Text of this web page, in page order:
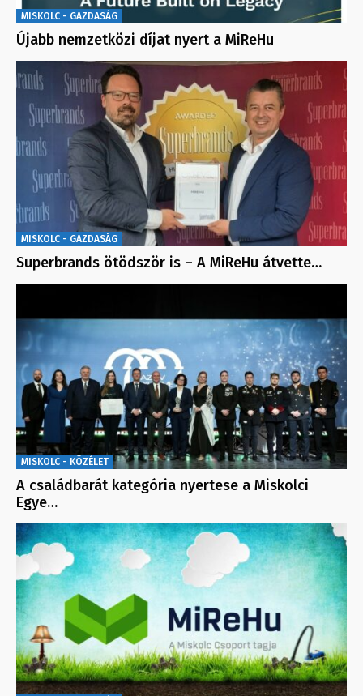
MISKOLC - GAZDASÁG
Újabb nemzetközi díjat nyert a MiReHu
MISKOLC - GAZDASÁG
Superbrands ötödször is – A MiReHu átvette…
MISKOLC - KÖZÉLET
A családbarát kategória nyertese a Miskolci
Egye…